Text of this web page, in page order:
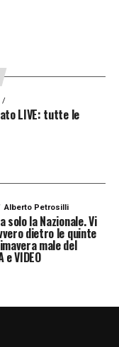
LIVE: tutte le
Alberto Petrosilli
solo la Nazionale. Vi
dietro le quinte
male del
VIDEO